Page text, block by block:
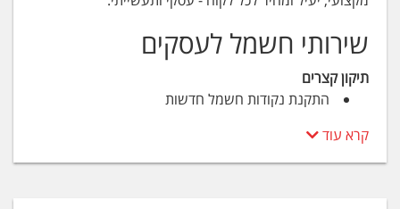
שירותי חשמל לעסקים
תיקון קצרים
התקנת נקודות חשמל חדשות
הגדלת כוח ושדרוג מערכת החשמל
הכנה לביקורת של חברת החשמל ושל שירותי
קרא עוד